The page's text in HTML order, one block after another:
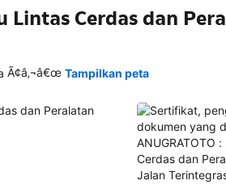
Lintas Cerdas dan
Ã¢â‚¬â€œ Tampilkan peta